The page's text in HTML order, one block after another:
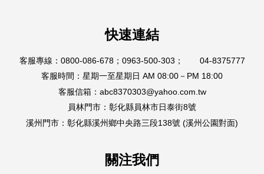
快速連結
客服專線：0800-086-678；0963-500-303； 04-8375777
客服時間：星期一至星期日 AM 08:00－PM 18:00
客服信箱：abc8370303@yahoo.com.tw
員林門市：彰化縣員林市日泰街8號
溪州門市：彰化縣溪州鄉中央路三段138號 (溪州公園對面)
關注我們